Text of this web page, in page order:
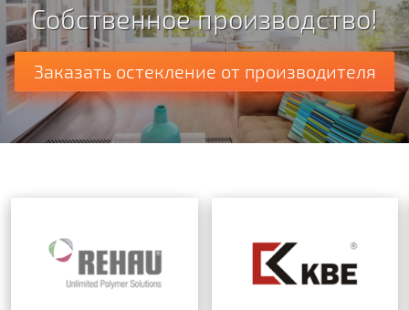
Собственное производство!
Заказать остекление от производителя